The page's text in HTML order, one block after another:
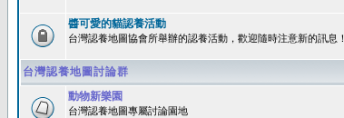
醬可愛的貓認養活動
台灣認養地圖協會所舉辦的認養活動，歡迎隨時注意新的訊息！
台灣認養地圖討論群
動物新樂園
台灣認養地圖專屬討論園地